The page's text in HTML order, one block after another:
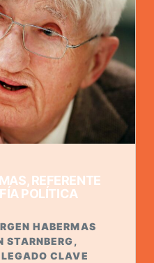
REFERENTE
POLÍTICA
HABERMAS
STARNBERG,
CLAVE